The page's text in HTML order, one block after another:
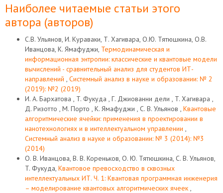
Наиболее читаемые статьи этого
автора (авторов)
С.В. Ульянов, И. Кураваки, Т. Хагивара, О.Ю. Тятюшкина, О.В.
Иванцова, К. Ямафуджи, Термодинамическая и
информационная энтропии: классические и квантовые модели
вычислений - сравнительный анализ для студентов ИТ-
направлений , Системный анализ в науке и образовании: № 2
(2019): №2 (2019)
И. А. Бархатова , T. Фукуда , Г. Джиованни дели , T. Хагивара ,
Д. Ризотто , M. Порто , K. Ямафуджи , С. В. Ульянов , Квантовые
алгоритмические ячейки: применения в проектировании в
нанотехнологиях и в интеллектуальном управлении ,
Системный анализ в науке и образовании: № 3 (2014): №3
(2014)
О. В. Иванцова, В. В. Кореньков, О. Ю. Тятюшкина, С. В. Ульянов,
T. Фукуда, Квантовое превосходство в сквозных
интеллектуальных ИТ. Ч. 1: Квантовая программная инженерия
– моделирование квантовых алгоритмических ячеек ,